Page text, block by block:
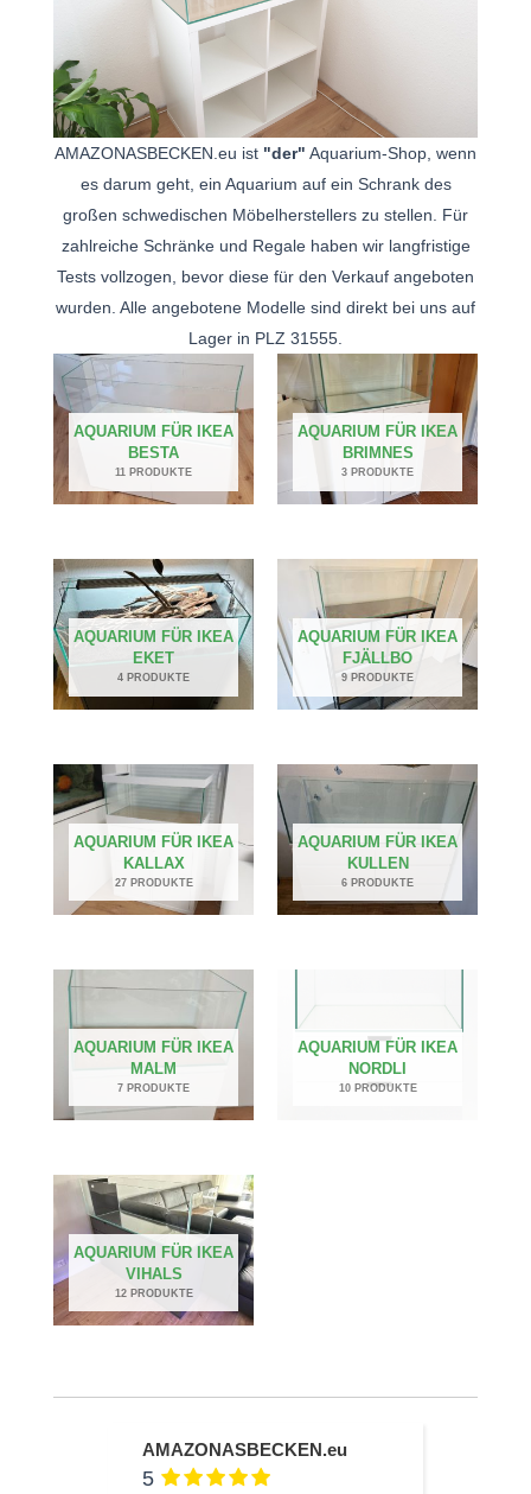
AMAZONASBECKEN.eu ist "der" Aquarium-Shop, wenn
es darum geht, ein Aquarium auf ein Schrank des
großen schwedischen Möbelherstellers zu stellen. Für
zahlreiche Schränke und Regale haben wir langfristige
Tests vollzogen, bevor diese für den Verkauf angeboten
wurden. Alle angebotene Modelle sind direkt bei uns auf
Lager in PLZ 31555.
AQUARIUM FÜR IKEA
BESTA
11 PRODUKTE
AQUARIUM FÜR IKEA
BRIMNES
3 PRODUKTE
AQUARIUM FÜR IKEA
EKET
4 PRODUKTE
AQUARIUM FÜR IKEA
FJÄLLBO
9 PRODUKTE
AQUARIUM FÜR IKEA
KALLAX
27 PRODUKTE
AQUARIUM FÜR IKEA
KULLEN
6 PRODUKTE
AQUARIUM FÜR IKEA
MALM
7 PRODUKTE
AQUARIUM FÜR IKEA
NORDLI
10 PRODUKTE
AQUARIUM FÜR IKEA
VIHALS
12 PRODUKTE
AMAZONASBECKEN.eu
5